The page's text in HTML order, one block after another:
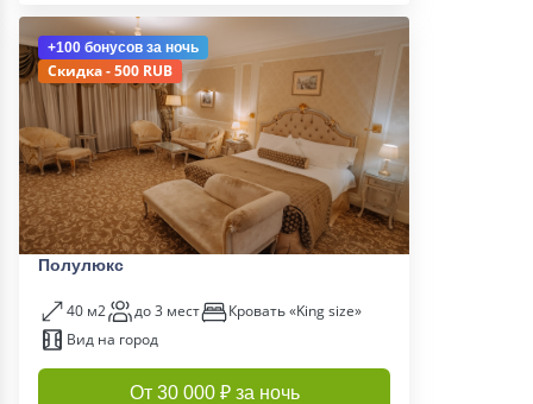
+100 бонусов за ночь
Скидка - 500 RUB
Полулюкс
40 м2 до 3 мест
Кровать «King size»
Вид на город
От 30 000 ₽ за ночь